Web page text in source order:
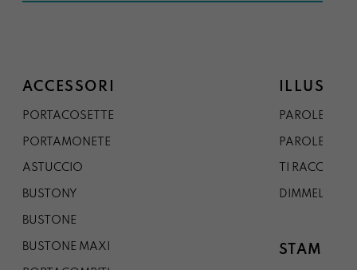
ACCESSORI
PORTACOSETTE
PORTAMONETE
ASTUCCIO
BUSTONY
BUSTONE
BUSTONE MAXI
PAROLE DAL
PAROLE DA
TI
DIMMELO
STAMPE